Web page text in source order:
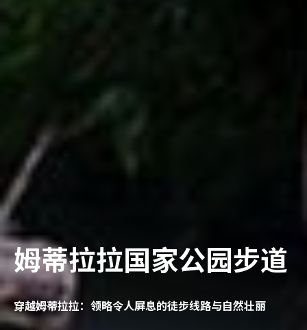
姆蒂拉拉国家公园步道
穿越姆蒂拉拉：领略令人屏息的徒步线路与自然壮丽